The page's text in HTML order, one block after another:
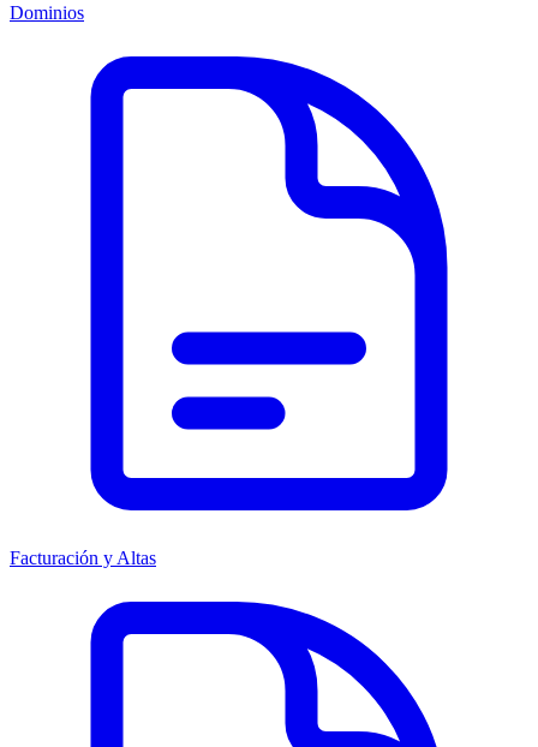
Dominios
Facturación y Altas